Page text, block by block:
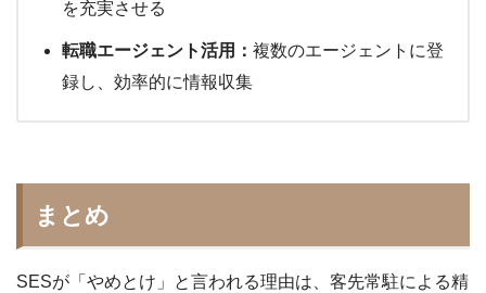
を充実させる
転職エージェント活用： 複数のエージェントに登
録し、効率的に情報収集
まとめ
SESが「やめとけ」と言われる理由は、客先常駐による精